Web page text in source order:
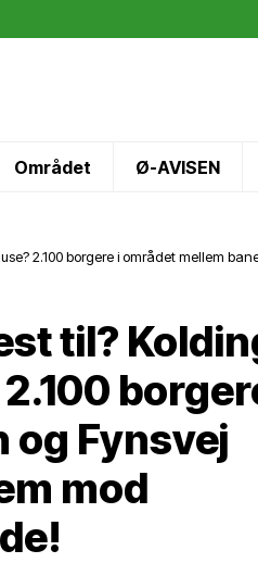
Området Ø-AVISEN
2.100 borgere i området mellem
til?
og Fynsvej
mod